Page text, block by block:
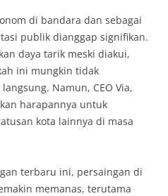
di bandara dan sebagai
publik dianggap signifikan.
daya tarik meski diakui,
ini mungkin tidak
Namun, CEO Via,
harapannya untuk
kota lainnya di masa
terbaru ini, persaingan di
memanas, terutama